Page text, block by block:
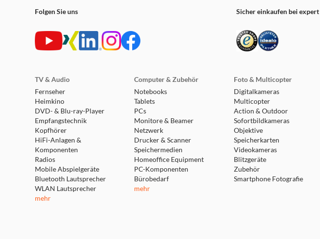
Folgen Sie uns Sicher einkaufen bei expert
TV & Audio
Fernseher
Heimkino
DVD- & Blu-ray-Player
Empfangstechnik
Kopfhörer
HiFi-Anlagen &
Komponenten
Radios
Mobile Abspielgeräte
Bluetooth Lautsprecher
WLAN Lautsprecher
mehr
Computer & Zubehör
Notebooks
Tablets
PCs
Monitore & Beamer
Netzwerk
Drucker & Scanner
Speichermedien
Homeoffice Equipment
PC-Komponenten
Bürobedarf
mehr
Foto & Multicopter
Digitalkameras
Multicopter
Action & Outdoor
Sofortbildkameras
Objektive
Speicherkarten
Videokameras
Blitzgeräte
Zubehör
Smartphone Fotografie